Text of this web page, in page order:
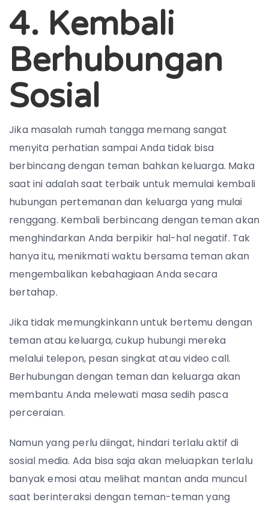
4. Kembali
Berhubungan
Sosial
Jika masalah rumah tangga memang sangat
menyita perhatian sampai Anda tidak bisa
berbincang dengan teman bahkan keluarga. Maka
saat ini adalah saat terbaik untuk memulai kembali
hubungan pertemanan dan keluarga yang mulai
renggang. Kembali berbincang dengan teman akan
menghindarkan Anda berpikir hal-hal negatif. Tak
hanya itu, menikmati waktu bersama teman akan
mengembalikan kebahagiaan Anda secara
bertahap.
Jika tidak memungkinkann untuk bertemu dengan
teman atau keluarga, cukup hubungi mereka
melalui telepon, pesan singkat atau video call.
Berhubungan dengan teman dan keluarga akan
membantu Anda melewati masa sedih pasca
perceraian.
Namun yang perlu diingat, hindari terlalu aktif di
sosial media. Ada bisa saja akan meluapkan terlalu
banyak emosi atau melihat mantan anda muncul
saat berinteraksi dengan teman-teman yang